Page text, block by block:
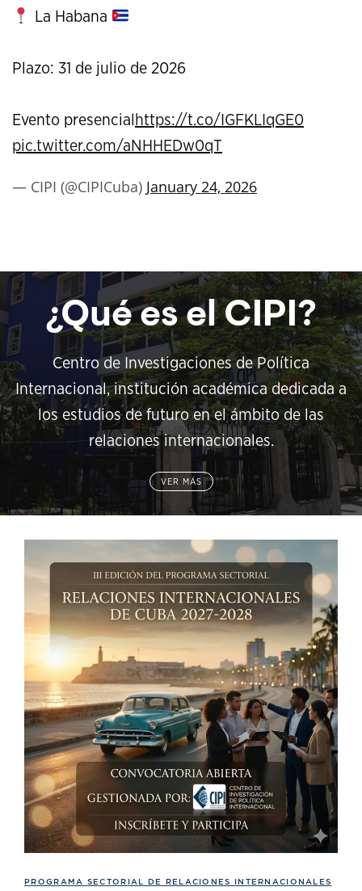
La Habana
Plazo: 31 de julio de 2026
Evento presencial https://t.co/IGFKLIqGE0
pic.twitter.com/aNHHEDw0qT
— CIPI (@CIPICuba) January 24, 2026
¿Qué es el CIPI?
Centro de Investigaciones de Política
Internacional, institución académica dedicada a
los estudios de futuro en el ámbito de las
relaciones internacionales.
VER MÁS
PROGRAMA SECTORIAL DE RELACIONES INTERNACIONALES